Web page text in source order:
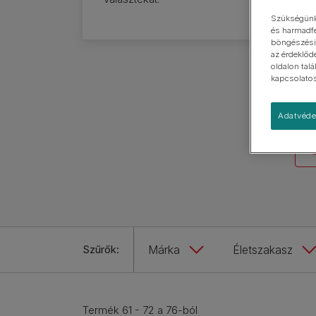
Szűrők: Márka Életszakasz
Termék 61 - 72 a 76-ból
és
az
oldalon